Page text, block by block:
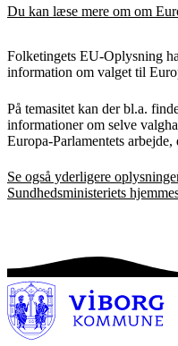
Du kan læse mere om om
Folketingets EU-Oplysning
information om valget til
På temasitet kan der bl.a.
informationer om selve
Europa-Parlamentets
Se også yderligere
Sundhedsministeriets